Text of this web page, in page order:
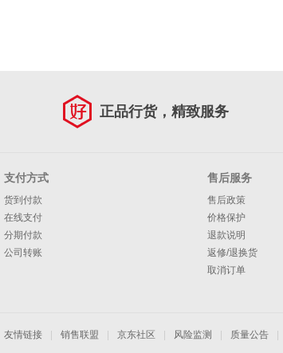
正品行货，精致服务
支付方式
货到付款
在线支付
分期付款
公司转账
售后服务
售后政策
价格保护
退款说明
返修/退换货
取消订单
友情链接 销售联盟 京东社区 风险监测 质量公告